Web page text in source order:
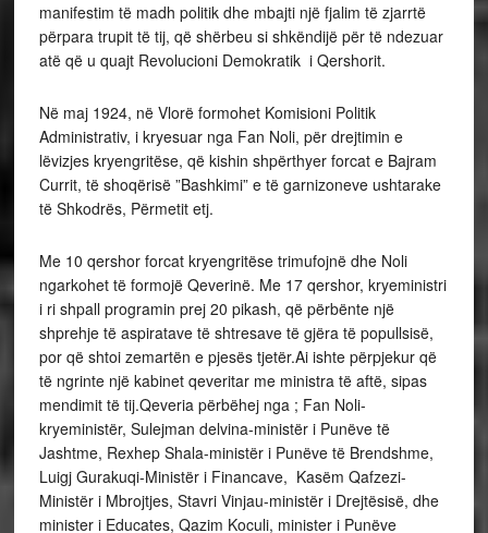
manifestim të madh politik dhe mbajti një fjalim të zjarrtë
përpara trupit të tij, që shërbeu si shkëndijë për të ndezuar
atë që u quajt Revolucioni Demokratik i Qershorit.
Në maj 1924, në Vlorë formohet Komisioni Politik
Administrativ, i kryesuar nga Fan Noli, për drejtimin e
lëvizjes kryengritëse, që kishin shpërthyer forcat e Bajram
Currit, të shoqërisë ”Bashkimi” e të garnizoneve ushtarake
të Shkodrës, Përmetit etj.
Me 10 qershor forcat kryengritëse trimufojnë dhe Noli
ngarkohet të formojë Qeverinë. Me 17 qershor, kryeministri
i ri shpall programin prej 20 pikash, që përbënte një
shprehje të aspiratave të shtresave të gjëra të popullsisë,
por që shtoi zemartën e pjesës tjetër.Ai ishte përpjekur që
të ngrinte një kabinet qeveritar me ministra të aftë, sipas
mendimit të tij.Qeveria përbëhej nga ; Fan Noli-
kryeministër, Sulejman delvina-ministër i Punëve të
Jashtme, Rexhep Shala-ministër i Punëve të Brendshme,
Luigj Gurakuqi-Ministër i Financave, Kasëm Qafzezi-
Ministër i Mbrojtjes, Stavri Vinjau-ministër i Drejtësisë, dhe
minister i Educates, Qazim Koculi, minister i Punëve